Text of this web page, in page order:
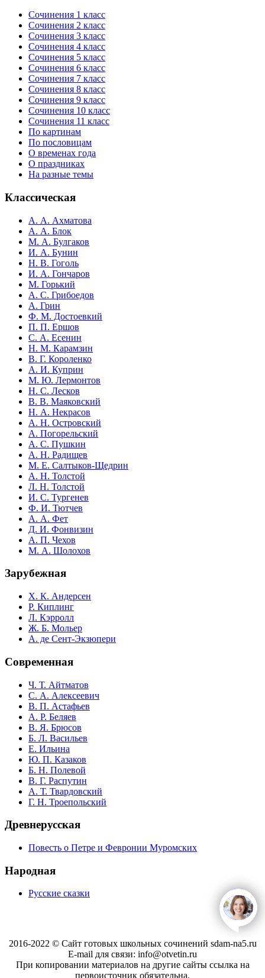
Сочинения 1 класс
Сочинения 2 класс
Сочинения 3 класс
Сочинения 4 класс
Сочинения 5 класс
Сочинения 6 класс
Сочинения 7 класс
Сочинения 8 класс
Сочинения 9 класс
Сочинения 10 класс
Сочинения 11 класс
По картинам
По пословицам
О временах года
О праздниках
На разные темы
Классическая
А. А. Ахматова
А. А. Блок
М. А. Булгаков
И. А. Бунин
Н. В. Гоголь
И. А. Гончаров
М. Горький
А. С. Грибоедов
А. Грин
Ф. М. Достоевкий
П. П. Ершов
С. А. Есенин
Н. М. Карамзин
В. Г. Короленко
А. И. Куприн
М. Ю. Лермонтов
Н. С. Лесков
В. В. Маяковский
Н. А. Некрасов
А. Н. Островский
А. Погорельский
А. С. Пушкин
А. Н. Радищев
М. Е. Салтыков-Щедрин
А. Н. Толстой
Л. Н. Толстой
И. С. Тургенев
Ф. И. Тютчев
А. А. Фет
Д. И. Фонвизин
А. П. Чехов
М. А. Шолохов
Зарубежная
Х. К. Андерсен
Р. Киплинг
Л. Кэрролл
Ж. Б. Мольер
А. де Сент-Экзюпери
Современная
Ч. Т. Айтматов
С. А. Алексеевич
В. П. Астафьев
А. Р. Беляев
В. Я. Брюсов
Б. Л. Васильев
Е. Ильина
Ю. П. Казаков
Б. Н. Полевой
В. Г. Распутин
А. Т. Твардовский
Г. Н. Троепольский
Древнерусская
Повесть о Петре и Февронии Муромских
Народная
Русские сказки
2016-2022 © Сайт готовых школьных сочинений sdam-na5.ru
E-mail для связи: info@otvetin.ru
При копировании материалов на другие сайты ссылка на
первоисточник обязательна.
open